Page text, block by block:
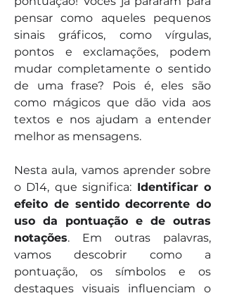
pensar como aqueles pequenos
sinais gráficos, como vírgulas,
pontos e exclamações, podem
mudar completamente o sentido
de uma frase? Pois é, eles são
como mágicos que dão vida aos
textos e nos ajudam a entender
melhor as mensagens.
Nesta aula, vamos aprender sobre
o D14, que significa: Identificar o
efeito de sentido decorrente do
uso da pontuação e de outras
notações. Em outras palavras,
vamos descobrir como a
pontuação, os símbolos e os
destaques visuais influenciam o